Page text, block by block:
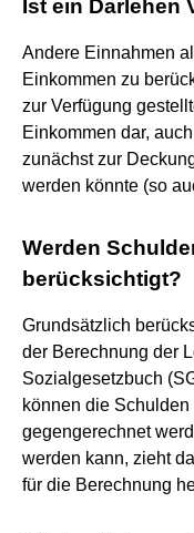
Ist ein Darlehen
Andere Einnahmen
Einkommen zu
zur Verfügung
Einkommen dar,
zunächst zur
werden könnte (so
Werden
berücksichtigt?
Grundsätzlich
der Berechnung der
Sozialgesetzbuch
können die
gegengerechnet
werden kann, zieht
für die Berechnung